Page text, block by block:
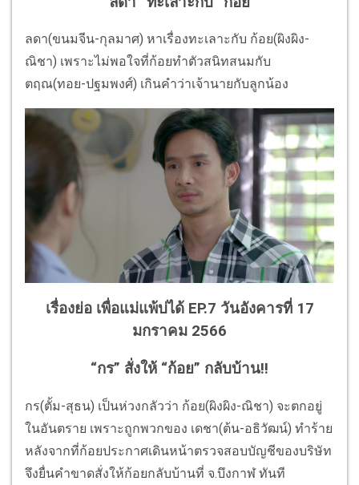
ลดา(ขนมจีน-กุลมาศ) หาเรื่องทะเลาะกับ ก้อย(ผิงผิง-
ณิชา) เพราะไม่พอใจที่ก้อยทำตัวสนิทสนมกับ
ตฤณ(ทอย-ปฐมพงศ์) เกินคำว่าเจ้านายกับลูกน้อง
เรื่องย่อ เพื่อแม่แพ้บ่ได้ EP.7 วันอังคารที่ 17
มกราคม 2566
“กร” สั่งให้ “ก้อย” กลับบ้าน!!
กร(ตั้ม-สุธน) เป็นห่วงกลัวว่า ก้อย(ผิงผิง-ณิชา) จะตกอยู่
ในอันตราย เพราะถูกพวกของ เดชา(ต้น-อธิวัฒน์) ทำร้าย
หลังจากที่ก้อยประกาศเดินหน้าตรวจสอบบัญชีของบริษัท
จึงยื่นคำขาดสั่งให้ก้อยกลับบ้านที่ จ.บึงกาฬ ทันที